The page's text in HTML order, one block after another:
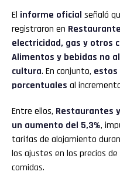
El informe oficial señaló
registraron en
electricidad, gas y otros
Alimentos y bebidas no
cultura. En conjunto, estos
porcentuales al
Entre ellos, Restaurantes
un aumento del 5,3%,
tarifas de alojamiento
los ajustes en los precios
comidas.